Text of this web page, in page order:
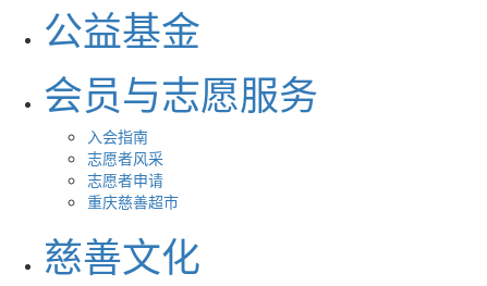
公益基金
会员与志愿服务
入会指南
志愿者风采
志愿者申请
重庆慈善超市
慈善文化